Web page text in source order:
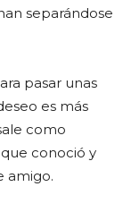
separándose
pasar unas
es más
como
conoció y
amigo.